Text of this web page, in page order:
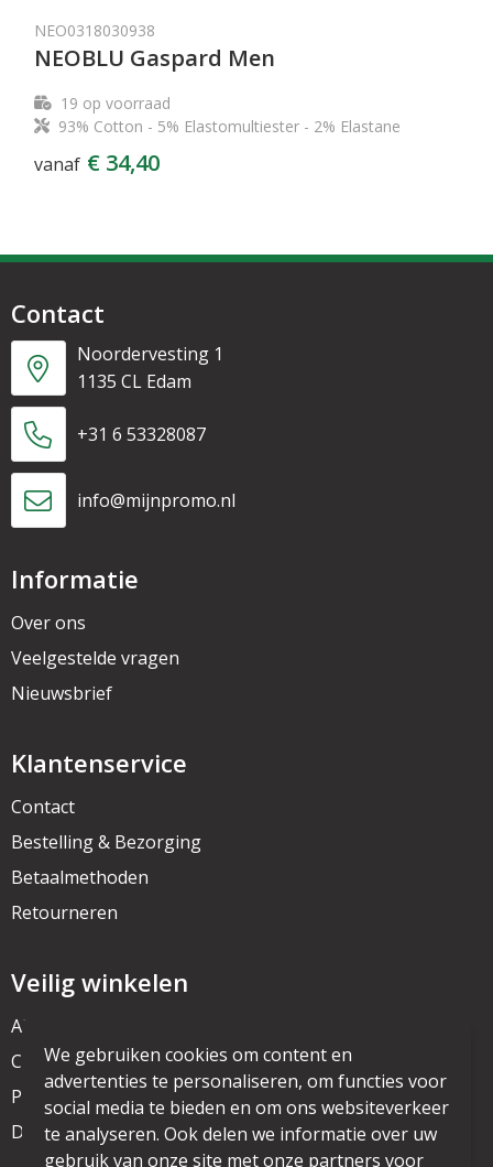
NEO0318030938
NEOBLU Gaspard Men
19 op voorraad
93% Cotton - 5% Elastomultiester - 2% Elastane
vanaf € 34,40
Contact
Noordervesting 1
1135 CL Edam
+31 6 53328087
info@mijnpromo.nl
Informatie
Over ons
Veelgestelde vragen
Nieuwsbrief
Klantenservice
Contact
Bestelling & Bezorging
Betaalmethoden
Retourneren
Veilig winkelen
Algemene voorwaarden
Cookieverklaring
Privacyverklaring
Disclaimer
We gebruiken cookies om content en
advertenties te personaliseren, om functies voor
social media te bieden en om ons websiteverkeer
te analyseren. Ook delen we informatie over uw
gebruik van onze site met onze partners voor